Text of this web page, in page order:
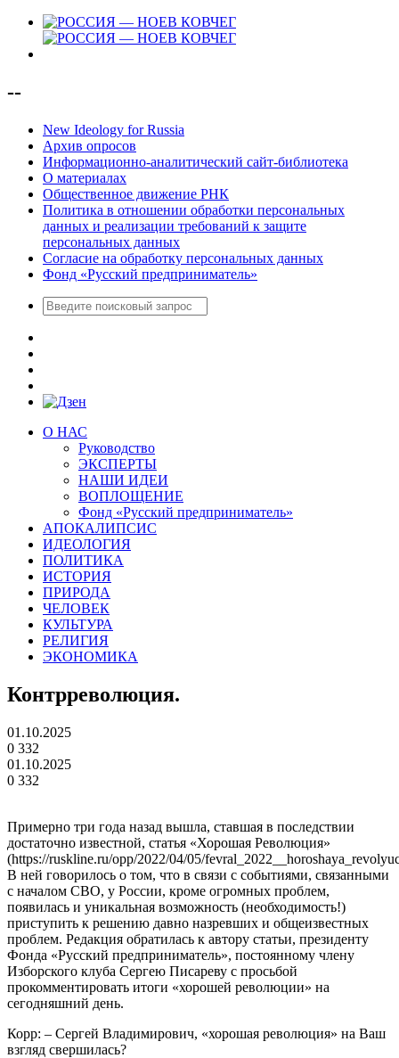
--
New Ideology for Russia
Архив опросов
Информационно-аналитический сайт-библиотека
О материалах
Общественное движение РНК
Политика в отношении обработки персональных
данных и реализации требований к защите
персональных данных
Согласие на обработку персональных данных
Фонд «Русский предприниматель»
О НАС
Руководство
ЭКСПЕРТЫ
НАШИ ИДЕИ
ВОПЛОЩЕНИЕ
Фонд «Русский предприниматель»
АПОКАЛИПСИС
ИДЕОЛОГИЯ
ПОЛИТИКА
ИСТОРИЯ
ПРИРОДА
ЧЕЛОВЕК
КУЛЬТУРА
РЕЛИГИЯ
ЭКОНОМИКА
Контрреволюция.
01.10.2025
0 332
01.10.2025
0 332
Примерно три года назад вышла, ставшая в последствии
достаточно известной, статья «Хорошая Революция»
(https://ruskline.ru/opp/2022/04/05/
В ней говорилось о том, что в связи с событиями, связанными
с началом СВО, у России, кроме огромных проблем,
появилась и уникальная возможность (необходимость!)
приступить к решению давно назревших и общеизвестных
проблем. Редакция обратилась к автору статьи, президенту
Фонда «Русский предприниматель», постоянному члену
Изборского клуба Сергею Писареву с просьбой
прокомментировать итоги «хорошей революции» на
сегодняшний день.
Корр: – Сергей Владимирович, «хорошая революция» на Ваш
взгляд свершилась?